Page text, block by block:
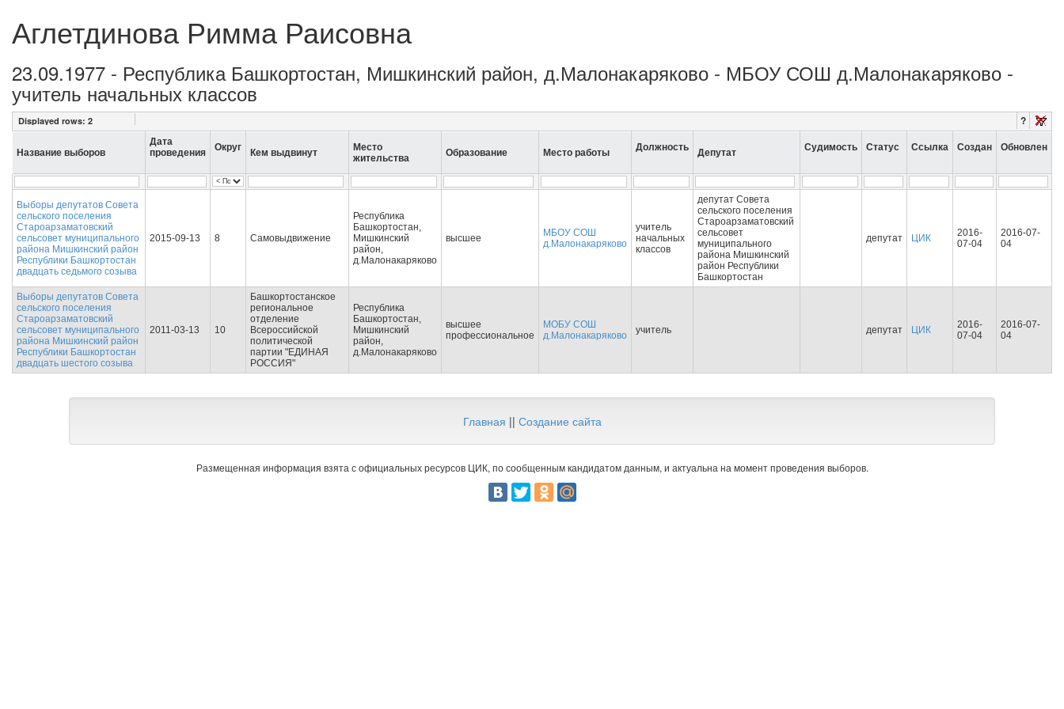
Аглетдинова Римма Раисовна
23.09.1977 - Республика Башкортостан, Мишкинский район, д.Малонакаряково - МБОУ СОШ д.Малонакаряково -
учитель начальных классов
Displayed rows: 2 ?
Название выборов
Дата
проведения
Округ Кем выдвинут
Место
жительства
Образование Место работы Должность Депутат Судимость Статус Ссылка Создан Обновлен
Выборы депутатов Совета
сельского поселения
Староарзаматовский
сельсовет муниципального
района Мишкинский район
Республики Башкортостан
двадцать седьмого созыва
2015-09-13 8 Самовыдвижение
Республика
Башкортостан,
Мишкинский
район,
д.Малонакаряково
высшее
МБОУ СОШ
д.Малонакаряково
учитель
начальных
классов
депутат Совета
сельского поселения
Староарзаматовский
сельсовет
муниципального
района Мишкинский
район Республики
Башкортостан
депутат ЦИК
2016-
07-04
2016-07-
04
Выборы депутатов Совета
сельского поселения
Староарзаматовский
сельсовет муниципального
района Мишкинский район
Республики Башкортостан
двадцать шестого созыва
2011-03-13 10
Башкортостанское
региональное
отделение
Всероссийской
политической
партии "ЕДИНАЯ
РОССИЯ"
Республика
Башкортостан,
Мишкинский
район,
д.Малонакаряково
высшее
профессиональное
МОБУ СОШ
д.Малонакаряково
учитель депутат ЦИК
2016-
07-04
2016-07-
04
Главная || Создание сайта
Размещенная информация взята с официальных ресурсов ЦИК, по сообщенным кандидатом данным, и актуальна на момент проведения выборов.